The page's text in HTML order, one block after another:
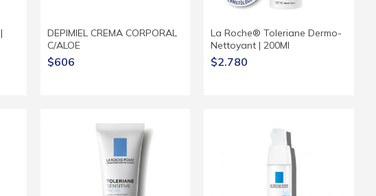
DEPIMIEL CREMA CORPORAL
C/ALOE
$606
La Roche® Toleriane Dermo-
Nettoyant | 200Ml
$2.780